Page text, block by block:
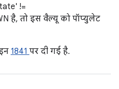
!=
है, तो इस वैल्यू को पॉप्युलेट
1841 पर दी गई है.